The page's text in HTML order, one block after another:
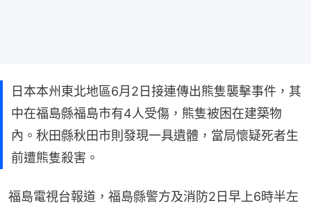
日本本州東北地區6月2日接連傳出熊隻襲擊事件，其
中在福島縣福島市有4人受傷，熊隻被困在建築物
內。秋田縣秋田市則發現一具遺體，當局懷疑死者生
前遭熊隻殺害。
福島電視台報道，福島縣警方及消防2日早上6時半左